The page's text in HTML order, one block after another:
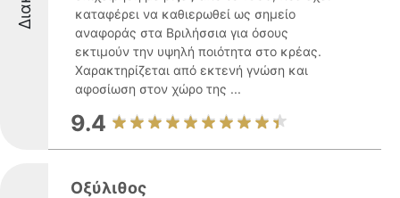
καταφέρει να καθιερωθεί ως σημείο
αναφοράς στα Βριλήσσια για όσους
εκτιμούν την υψηλή ποιότητα στο κρέας.
Χαρακτηρίζεται από εκτενή γνώση και
αφοσίωση στον χώρο της ...
9.4
Οξύλιθος